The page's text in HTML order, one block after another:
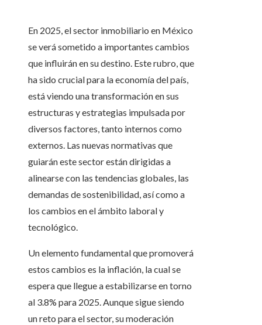
En 2025, el sector inmobiliario en México
se verá sometido a importantes cambios
que influirán en su destino. Este rubro, que
ha sido crucial para la economía del país,
está viendo una transformación en sus
estructuras y estrategias impulsada por
diversos factores, tanto internos como
externos. Las nuevas normativas que
guiarán este sector están dirigidas a
alinearse con las tendencias globales, las
demandas de sostenibilidad, así como a
los cambios en el ámbito laboral y
tecnológico.
Un elemento fundamental que promoverá
estos cambios es la inflación, la cual se
espera que llegue a estabilizarse en torno
al 3.8% para 2025. Aunque sigue siendo
un reto para el sector, su moderación